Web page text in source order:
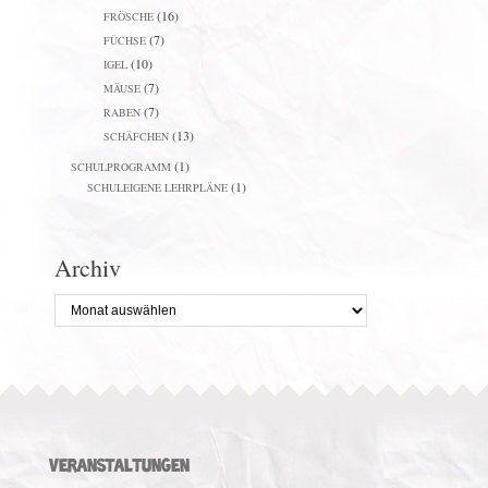
FRÖSCHE(16)
FÜCHSE(7)
IGEL(10)
MÄUSE(7)
RABEN(7)
SCHÄFCHEN(13)
SCHULPROGRAMM(1)
SCHULEIGENE LEHRPLÄNE(1)
Archiv
Archiv
VERANSTALTUNGEN